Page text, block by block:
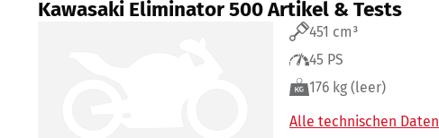
Kawasaki Eliminator 500 Artikel & Tests
451 cm³
45 PS
176 kg (leer)
Alle technischen Daten